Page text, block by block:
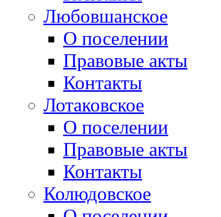
Любовшанское
О поселении
Правовые акты
Контакты
Лотаковское
О поселении
Правовые акты
Контакты
Колюдовское